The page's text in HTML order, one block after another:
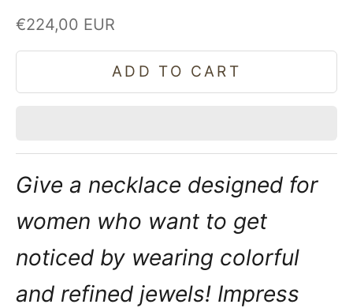
Sale price
€224,00 EUR
ADD TO CART
Give a necklace designed for
women who want to get
noticed by wearing colorful
and refined jewels! Impress